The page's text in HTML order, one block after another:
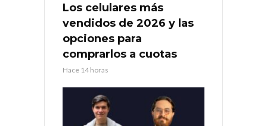
Los celulares más
vendidos de 2026 y las
opciones para
comprarlos a cuotas
Hace 14 horas